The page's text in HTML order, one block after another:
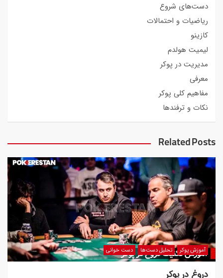
دست‌های شروع
ریاضیات و احتمالات
کازینو
لیمیت هولدم
مدیریت در پوکر
معرفی
مفاهیم کلی پوکر
نکات و ترفندها
Related Posts
آموزش پوکر تحلیل دست‌ها دست خوانی
دروغ در پوکر